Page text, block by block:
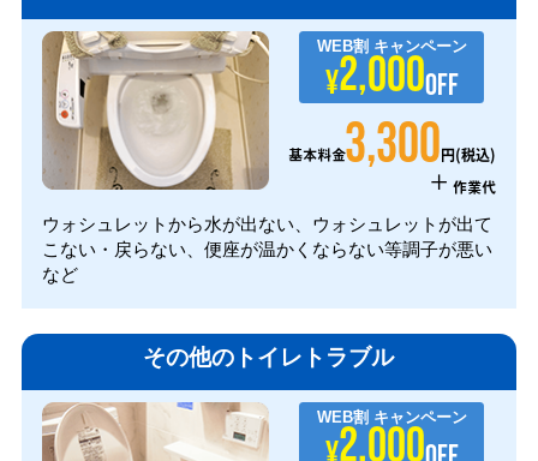
WEB割 キャンペーン
¥2,000OFF
基本料金3,300円(税込)
+ 作業代
ウォシュレットから水が出ない、ウォシュレットが出て
こない・戻らない、便座が温かくならない等調子が悪い
など
その他のトイレトラブル
WEB割 キャンペーン
2,000